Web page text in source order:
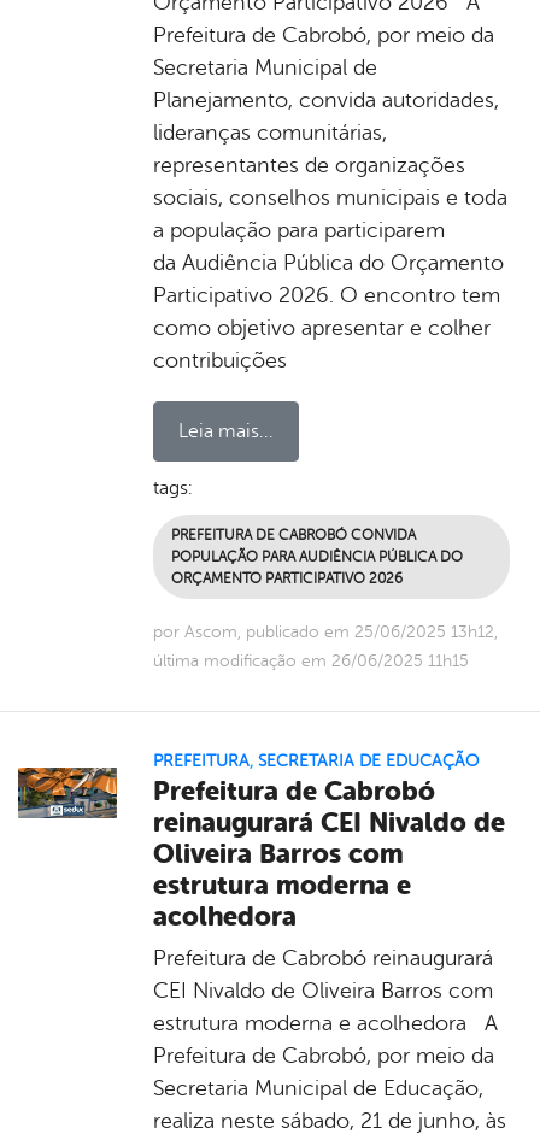
Prefeitura de Cabrobó, por meio da
Secretaria Municipal de
Planejamento, convida autoridades,
lideranças comunitárias,
representantes de organizações
sociais, conselhos municipais e toda
a população para participarem
da Audiência Pública do Orçamento
Participativo 2026. O encontro tem
como objetivo apresentar e colher
contribuições
Leia mais...
tags:
PREFEITURA DE CABROBÓ CONVIDA
POPULAÇÃO PARA AUDIÊNCIA PÚBLICA DO
ORÇAMENTO PARTICIPATIVO 2026
por Ascom, publicado em 25/06/2025 13h12,
última modificação em 26/06/2025 11h15
PREFEITURA, SECRETARIA DE EDUCAÇÃO
Prefeitura de Cabrobó
reinaugurará CEI Nivaldo de
Oliveira Barros com
estrutura moderna e
acolhedora
Prefeitura de Cabrobó reinaugurará
CEI Nivaldo de Oliveira Barros com
estrutura moderna e acolhedora A
Prefeitura de Cabrobó, por meio da
Secretaria Municipal de Educação,
realiza neste sábado, 21 de junho, às